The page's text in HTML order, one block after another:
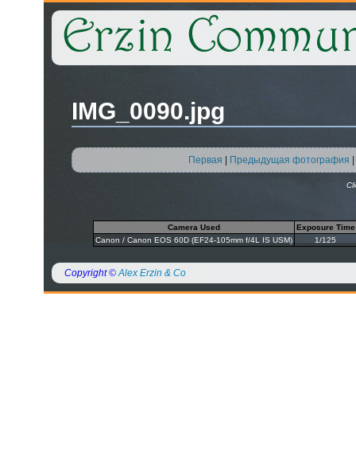
IMG_0090.jpg
Первая Предыдущая фотография
Camera Used
Exposure Time
Canon / Canon EOS 60D (EF24-105mm f/4L IS USM)
1/125
Copyright ©Alex Erzin & Co